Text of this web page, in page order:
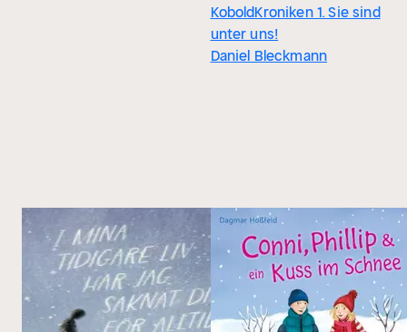
KoboldKroniken 1. Sie sind
unter uns!
Daniel Bleckmann